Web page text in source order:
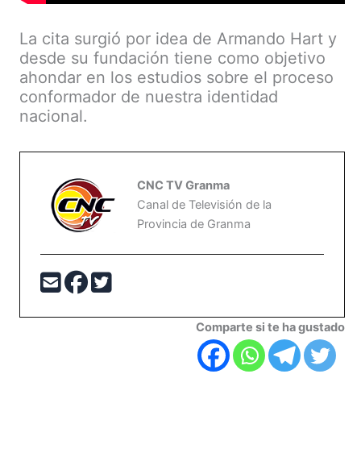
La cita surgió por idea de Armando Hart y
desde su fundación tiene como objetivo
ahondar en los estudios sobre el proceso
conformador de nuestra identidad
nacional.
CNC TV Granma
Canal de Televisión de la
Provincia de Granma
Comparte si te ha gustado